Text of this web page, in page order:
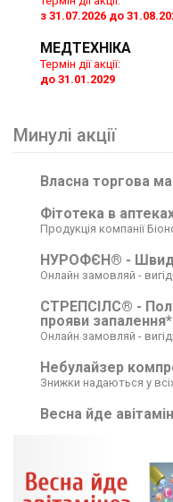
з 31.07.2026 до
МЕДТЕХНІКА
Термін дії акції:
до 31.01.2029
Минулі акції
Власна торгова
Фітотека в
Продукція компанії
НУРОФЄН® -
Онлайн замовляй -
СТРЕПСІЛС® -
прояви запалення*
Онлайн замовляй -
Небулайзер
Знижки надаються у
Весна йде